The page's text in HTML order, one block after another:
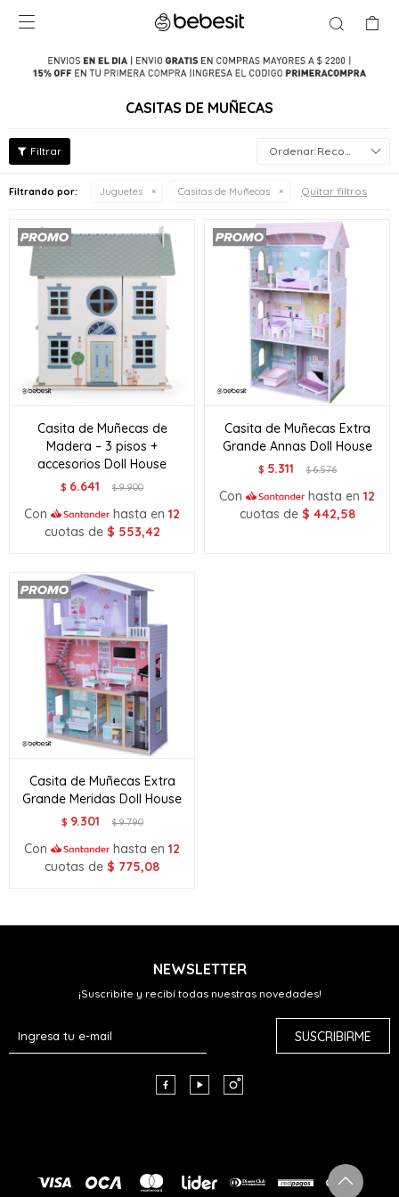

CASITAS DE MUÑECAS
Recomendados
Filtrando por: Juguetes Casitas de Muñecas Quitar filtros
Casita de Muñecas de
Madera – 3 pisos +
accesorios Doll House
$ 6.641 $9.900
Con hasta en 12
cuotas de $ 553,42
Casita de Muñecas Extra
Grande Annas Doll House
$ 5.311 $6.576
Con hasta en 12
cuotas de $ 442,58
Casita de Muñecas Extra
Grande Meridas Doll House
$ 9.301 $9.790
Con hasta en 12
cuotas de $ 775,08
NEWSLETTER
¡Suscribite y recibí todas nuestras novedades!
SUSCRIBIRME
  